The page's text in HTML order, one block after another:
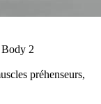
2
préhenseurs,